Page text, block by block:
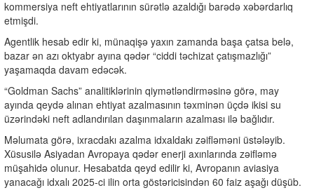
kommersiya neft ehtiyatlarının sürətlə azaldığı barədə xəbərdarlıq
etmişdi.
Agentlik hesab edir ki, münaqişə yaxın zamanda başa çatsa belə,
bazar ən azı oktyabr ayına qədər “ciddi təchizat çatışmazlığı”
yaşamaqda davam edəcək.
“Goldman Sachs” analitiklərinin qiymətləndirməsinə görə, may
ayında qeydə alınan ehtiyat azalmasının təxminən üçdə ikisi su
üzərindəki neft adlandırılan daşınmaların azalması ilə bağlıdır.
Məlumata görə, ixracdakı azalma idxaldakı zəifləməni üstələyib.
Xüsusilə Asiyadan Avropaya qədər enerji axınlarında zəifləmə
müşahidə olunur. Hesabatda qeyd edilir ki, Avropanın aviasiya
yanacağı idxalı 2025-ci ilin orta göstəricisindən 60 faiz aşağı düşüb.